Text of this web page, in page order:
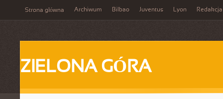
Strona główna Archiwum Bilbao Juventus Lyon Redakcja
ZIELONA GÓRA